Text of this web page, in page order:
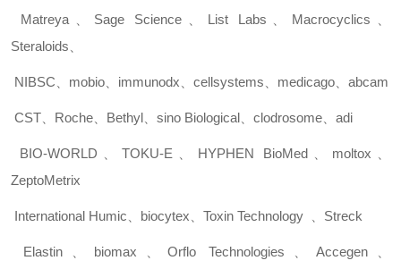
Matreya、 Sage Science List Labs Macrocyclics
Steraloids
NIBSC mobio immunodx cellsystems medicago abcam
CST Roche Bethyl sino Biological clodrosome adi
BIO-WORLD 、TOKU-E HYPHEN BioMed、 moltox
ZeptoMetrix
International Humic biocytex Toxin Technology Streck
Elastin、 biomax 、Orflo Technologies 、Accegen